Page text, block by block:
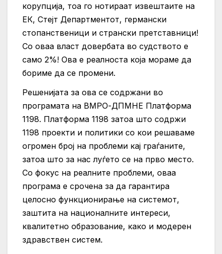
корупција, тоа го нотираат извештаите на
ЕК, Стејт Департментот, германски
стопанственици и странски претставници!
Со оваа власт довербата во судството е
само 2%! Ова е реалноста која мораме да
бориме да се промени.
Решенијата за ова се содржани во
програмата на ВМРО-ДПМНЕ Платформа
1198. Платформа 1198 затоа што содржи
1198 проекти и политики со кои решаваме
огромен број на проблеми кај граѓаните,
затоа што за нас луѓето се на прво место.
Со фокус на реалните проблеми, оваа
програма е срочена за да гарантира
целосно функционирање на системот,
заштита на националните интереси,
квалитетно образование, како и модерен
здравствен систем.